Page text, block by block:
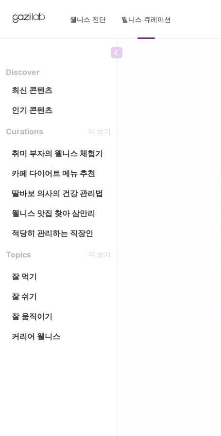
웰니스 진단 웰니스 큐레이션
Discover
최신 콘텐츠
인기 콘텐츠
Curations 더 보기
취미 부자의 웰니스 체험기
카페 다이어트 메뉴 추천
딸바보 의사의 건강 관리법
웰니스 맛집 찾아 삼만리
적당히 관리하는 직장인
Topics 더 보기
잘 먹기
잘 쉬기
잘 움직이기
커리어 웰니스